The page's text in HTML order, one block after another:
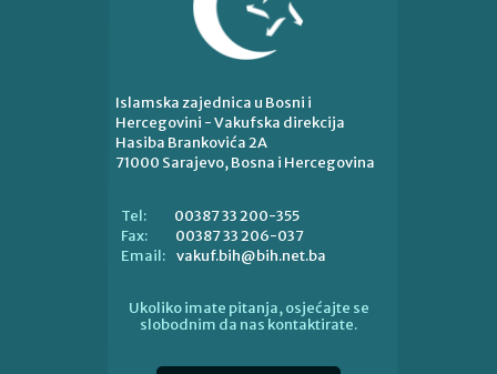
Islamska zajednica u Bosni i
Hercegovini - Vakufska direkcija
Hasiba Brankovića 2A
71000 Sarajevo, Bosna i Hercegovina
Tel:
00387 33 200-355
Fax:
00387 33 206-037
Email: vakuf.bih@bih.net.ba
Ukoliko imate pitanja, osjećajte se
slobodnim da nas kontaktirate.